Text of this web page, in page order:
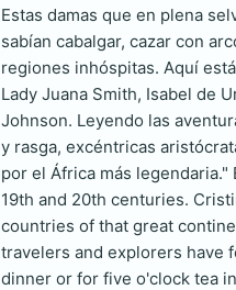
Estas damas que en plena
sabían cabalgar, cazar con
regiones inhóspitas. Aquí
Lady Juana Smith, Isabel de
Johnson. Leyendo las
y rasga, excéntricas
por el África más legendaria."
19th and 20th centuries.
countries of that great
travelers and explorers have
dinner or for five o'clock tea